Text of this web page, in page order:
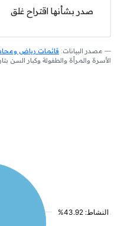
صدر بشأنها اقتراح غلق
مصدر البيانات: قائمات رياض
الأسرة والمرأة والطفولة وكبار السن بتاريخ 2026/08/07 على الساعة